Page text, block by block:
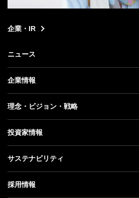
企業・IR
ニュース
ニュース トップ
プレスリリース
更新情報
記者説明会
企業情報
企業情報 トップ
社長メッセージ
事業紹介
ガバナンス
理念・ビジョン・戦略
理念・ビジョン・戦略 トップ
成長戦略「Activate AI for Society」
人材戦略
投資家情報
投資家情報 トップ
経営方針
サステナビリティ
サステナビリティ トップ
採用情報